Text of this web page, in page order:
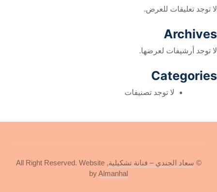
لا توجد تعليقات للعرض.
Archives
لا توجد أرشيفات لعرضها.
Categories
لا توجد تصنيفات
© سعاد الجندي – فنانة تشكيلية, All Right Reserved.
Website
byAlmanhal